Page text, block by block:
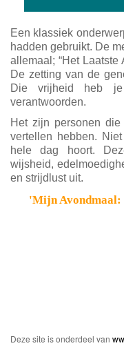
Een klassiek
hadden gebruikt. De
allemaal; “Het Laatste
De zetting van de
Die vrijheid heb
verantwoorden.
Het zijn personen
vertellen hebben.
hele dag hoort.
wijsheid,
en strijdlust uit.
'Mijn Avondmaal:
Deze site is onderdeel van